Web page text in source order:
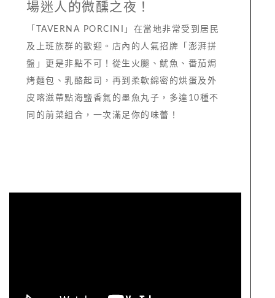
場迷人的微醺之夜！
「TAVERNA PORCINI」在當地非常受到居民
及上班族群的歡迎。店內的人氣招牌「澎湃拼
盤」更是非點不可！從生火腿、魷魚、番茄焗
烤麵包、乳酪起司，再到柔軟綿密的烘蛋及外
皮喀滋帶點海鹽香氣的墨魚丸子，多達10種不
同的前菜組合，一次滿足你的味蕾！